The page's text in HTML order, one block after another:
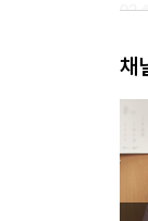
02
04
05
Ⅳ
02
채